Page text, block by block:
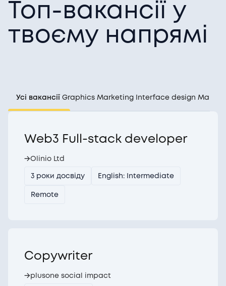
Топ-вакансії у
твоєму напрямі
Усі вакансії Graphics Marketing Interface design
Web3 Full-stack developer
→Olinio Ltd
3 роки досвіду English: Intermediate
Remote
Copywriter
→plusone social impact